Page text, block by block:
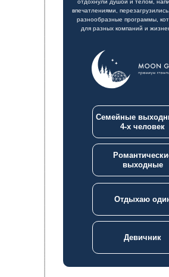
отдохнули душой и телом,
впечатлениями,
разнообразные программы,
для разных компаний и
выходные
Отдыхаю
Девичник
Семейные
4-х человек